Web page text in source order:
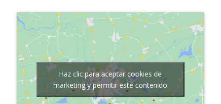
Haz clic para aceptar cookies de
marketing y permitir este contenido